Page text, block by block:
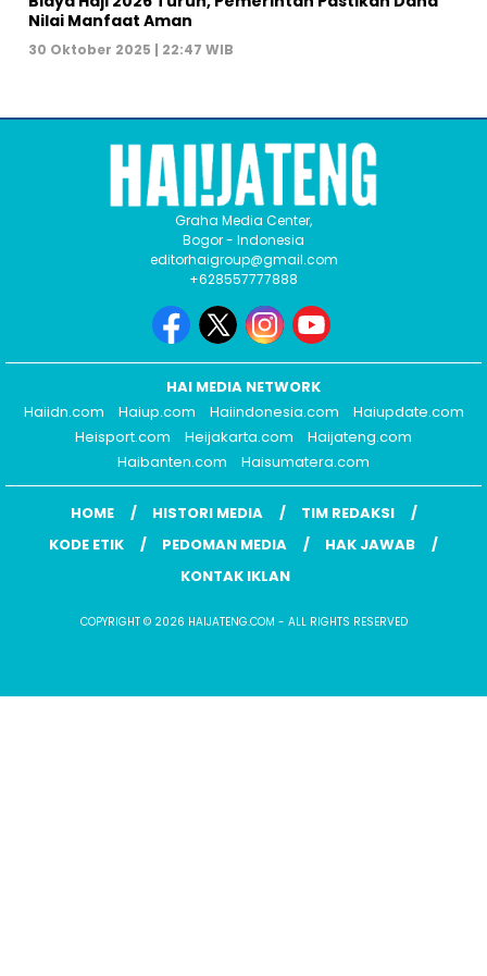
Nilai Manfaat Aman
30 Oktober 2025 | 22:47 WIB
Graha Media Center,
Bogor - Indonesia
editorhaigroup@gmail.com
+628557777888
HAI MEDIA NETWORK
Haiidn.com
Haiup.com Haiindonesia.com
Haiupdate.com
Heisport.com
Heijakarta.com
Haijateng.com
Haibanten.com
Haisumatera.com
HOME HISTORI MEDIA
TIM REDAKSI
KODE ETIK
PEDOMAN MEDIA
HAK JAWAB
KONTAK IKLAN
COPYRIGHT © 2026 HAIJATENG.COM - ALL RIGHTS RESERVED